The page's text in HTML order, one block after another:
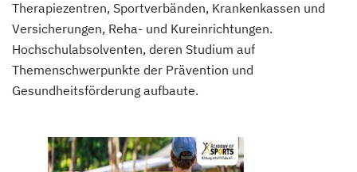
Therapiezentren, Sportverbänden, Krankenkassen und
Versicherungen, Reha- und Kureinrichtungen.
Hochschulabsolventen, deren Studium auf
Themenschwerpunkte der Prävention und
Gesundheitsförderung aufbaute.